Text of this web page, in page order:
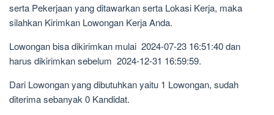
serta Pekerjaan yang ditawarkan serta Lokasi Kerja, maka
silahkan Kirimkan Lowongan Kerja Anda.
Lowongan bisa dikirimkan mulai 2024-07-23 16:51:40 dan
harus dikirimkan sebelum 2024-12-31 16:59:59.
Dari Lowongan yang dibutuhkan yaitu 1 Lowongan, sudah
diterima sebanyak 0 Kandidat.